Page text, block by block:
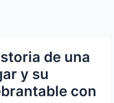
de una
y su
con